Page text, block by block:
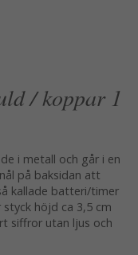
/ koppar 1
i metall och går i en
på baksidan att
kallade batteri/timer
höjd ca 3,5 cm
siffror utan ljus och